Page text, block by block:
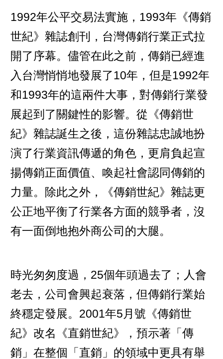
1992年公平交易法實施，1993年《傳銷
世紀》雜誌創刊，台灣傳銷行業正式拉
開了序幕。儘管在此之前，傳銷已經進
入台灣悄悄地發展了10年，但是1992年
和1993年的這兩件大事，對傳銷行業發
展起到了關鍵性的影響。從《傳銷世
紀》雜誌誕生之後，這份雜誌忠誠地扮
演了行業資訊傳遞的角色，更肩負起宣
揚傳銷正面價值、喚起社會認同傳銷的
力量。除此之外，《傳銷世紀》雜誌更
公正地平衡了行業各方面的競爭者，沒
有一面倒地抱外商公司的大腿。
時光匆匆度過，25個年頭過去了；人會
老去，公司會興起衰落，但傳銷行業始
終穩定發展。2001年5月號《傳銷世
紀》改名《直銷世紀》，預示著「傳
銷」在整個「直銷」的領域中更具有舉